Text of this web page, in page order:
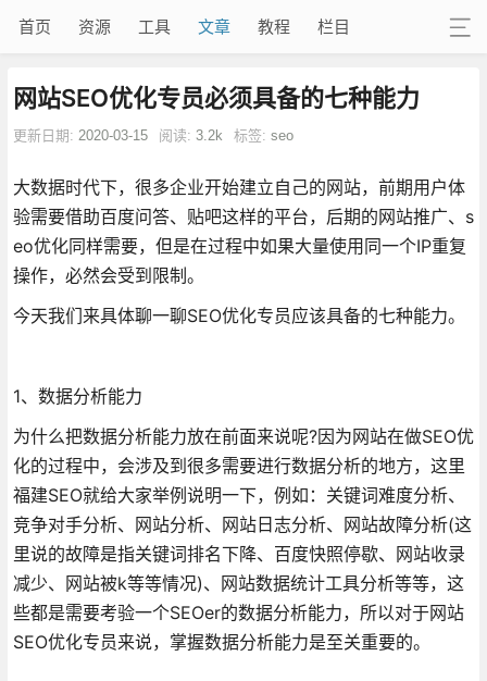
首页 资源 工具 文章 教程 栏目
网站SEO优化专员必须具备的七种能力
更新日期: 2020-03-15 阅读: 3.2k 标签: seo
大数据时代下，很多企业开始建立自己的网站，前期用户体
验需要借助百度问答、贴吧这样的平台，后期的网站推广、s
eo优化同样需要，但是在过程中如果大量使用同一个IP重复
操作，必然会受到限制。
今天我们来具体聊一聊SEO优化专员应该具备的七种能力。
1、数据分析能力
为什么把数据分析能力放在前面来说呢?因为网站在做SEO优
化的过程中，会涉及到很多需要进行数据分析的地方，这里
福建SEO就给大家举例说明一下，例如：关键词难度分析、
竞争对手分析、网站分析、网站日志分析、网站故障分析(这
里说的故障是指关键词排名下降、百度快照停歇、网站收录
减少、网站被k等等情况)、网站数据统计工具分析等等，这
些都是需要考验一个SEOer的数据分析能力，所以对于网站
SEO优化专员来说，掌握数据分析能力是至关重要的。